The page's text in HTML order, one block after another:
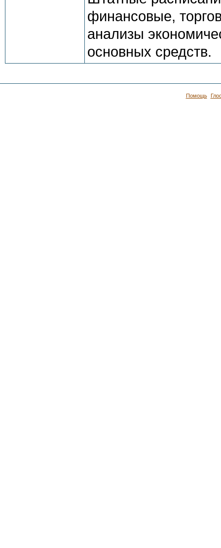
финансовые,
анализы
основных средств.
Помощь